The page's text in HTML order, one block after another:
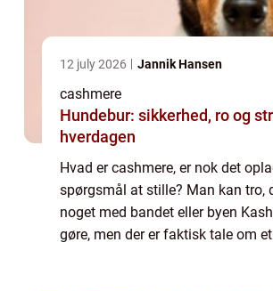
12 july 2026 Jannik Hansen
cashmere
Hundebur: sikkerhed, ro og
hverdagen
Hvad er cashmere, er nok det
spørgsmål at stille? Man kan tro,
noget med bandet eller byen
gøre, men der er faktisk tale om